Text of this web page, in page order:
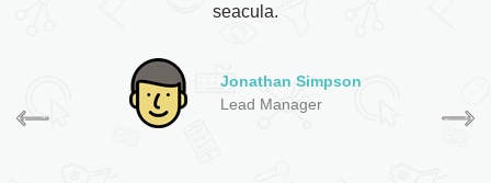
seacula.
Angelina Johnson
Sales Manager